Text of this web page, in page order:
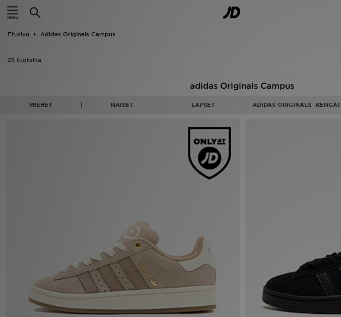
Etusivu Adidas Originals Campus
25 tuotetta
adidas Originals Campus
MIEHET NAISET LAPSET ADIDAS ORIGINALS -KENGÄT
Etusivu
Uutuudet
Miehet
Lataa JD-sovellus